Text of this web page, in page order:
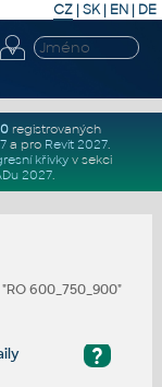
CZ | SK| EN | DE
registrovaných
a pro Revit 2027.
křivkyv sekci
2027.
"RO 600_750_900"
?